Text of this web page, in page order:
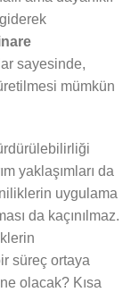
sayesinde,
mümkün
yaklaşımları da
uygulama
da kaçınılmaz.
süreç ortaya
olacak? Kısa